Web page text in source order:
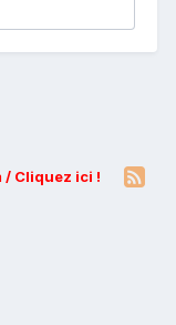
/ Cliquez ici !